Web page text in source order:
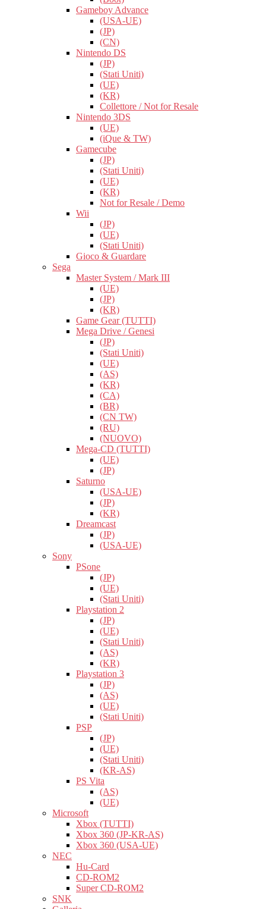
Gameboy Advance
(USA-UE)
(JP)
(CN)
Nintendo DS
(JP)
(Stati Uniti)
(UE)
(KR)
Collettore / Not for Resale
Nintendo 3DS
(UE)
(iQue & TW)
Gamecube
(JP)
(Stati Uniti)
(UE)
(KR)
Not for Resale / Demo
Wii
(JP)
(UE)
(Stati Uniti)
Gioco & Guardare
Sega
Master System / Mark III
(UE)
(JP)
(KR)
Game Gear (TUTTI)
Mega Drive / Genesi
(JP)
(Stati Uniti)
(UE)
(AS)
(KR)
(CA)
(BR)
(CN TW)
(RU)
(NUOVO)
Mega-CD (TUTTI)
(UE)
(JP)
Saturno
(USA-UE)
(JP)
(KR)
Dreamcast
(JP)
(USA-UE)
Sony
PSone
(JP)
(UE)
(Stati Uniti)
Playstation 2
(JP)
(UE)
(Stati Uniti)
(AS)
(KR)
Playstation 3
(JP)
(AS)
(UE)
(Stati Uniti)
PSP
(JP)
(UE)
(Stati Uniti)
(KR-AS)
PS Vita
(AS)
(UE)
Microsoft
Xbox (TUTTI)
Xbox 360 (JP-KR-AS)
Xbox 360 (USA-UE)
NEC
Hu-Card
CD-ROM2
Super CD-ROM2
SNK